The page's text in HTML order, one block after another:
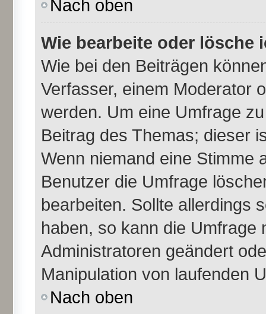
Nach oben
Wie bearbeite oder lösche
Wie bei den Beiträgen
Verfasser, einem Moderator
werden. Um eine Umfrage
Beitrag des Themas; dieser
Wenn niemand eine Stimme
Benutzer die Umfrage
bearbeiten. Sollte allerdings
haben, so kann die
Administratoren geändert
Manipulation von laufenden
Nach oben